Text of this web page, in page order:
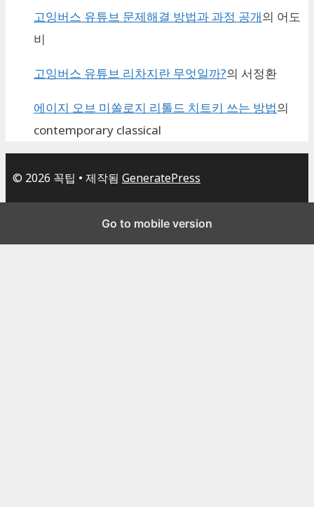
고잉버스 유튜브 문제해결 방법과 과정 공개의 어도
비
고잉버스 유튜브 리차지란 무엇일까?의 서정환
에이지 오브 미쏠로지 리톨드 치트키 쓰는 방법의
contemporary classical
© 2026 꼭팁 • 제작됨 GeneratePress
Go to mobile version